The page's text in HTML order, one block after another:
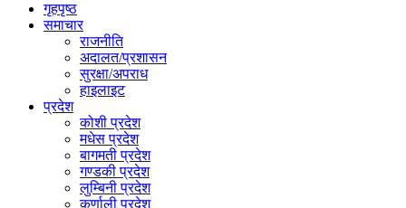
गृहपृष्ठ
समाचार
राजनीति
अदालत/प्रशासन
सुरक्षा/अपराध
हाइलाइट
प्रदेश
कोशी प्रदेश
मधेस प्रदेश
बागमती प्रदेश
गण्डकी प्रदेश
लुम्बिनी प्रदेश
कर्णाली प्रदेश